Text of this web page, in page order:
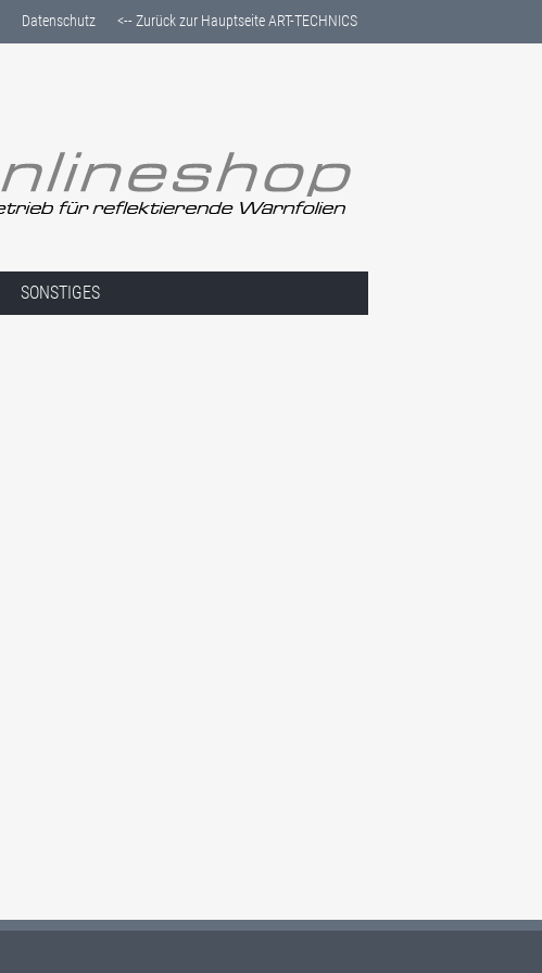
Datenschutz <-- Zurück zur Hauptseite ART-TECHNICS
SONSTIGES